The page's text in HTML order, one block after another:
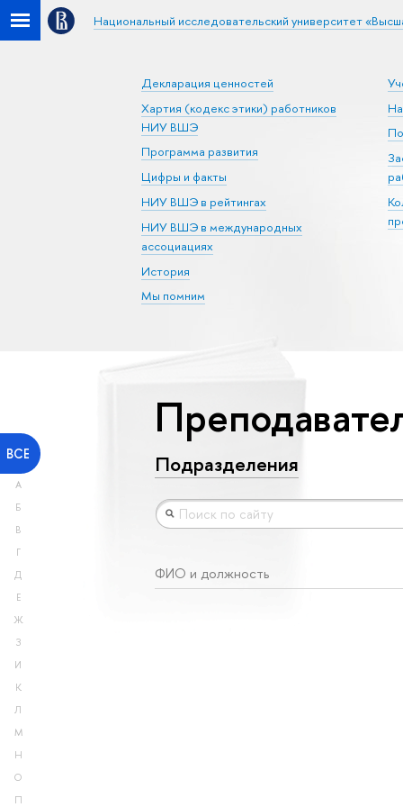
Национальный исследовательский университет
Декларация ценностей
Хартия (кодекс этики) работников
НИУ ВШЭ
Программа развития
Цифры и факты
НИУ ВШЭ в рейтингах
НИУ ВШЭ в международных
ассоциациях
История
Мы помним
ВСЕ
А
Б
В
Г
Д
Е
Ж
З
И
К
Л
М
Н
О
П
Подразделения
ФИО и должность